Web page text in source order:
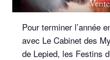
Pour terminer l’année
avec Le Cabinet des
de Lepied, les Festins